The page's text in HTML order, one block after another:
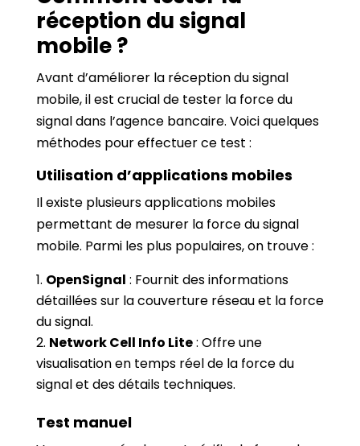
réception du signal
mobile ?
Avant d’améliorer la réception du signal
mobile, il est crucial de tester la force du
signal dans l’agence bancaire. Voici quelques
méthodes pour effectuer ce test :
Utilisation d’applications mobiles
Il existe plusieurs applications mobiles
permettant de mesurer la force du signal
mobile. Parmi les plus populaires, on trouve :
OpenSignal : Fournit des informations
détaillées sur la couverture réseau et la force
du signal.
Network Cell Info Lite: Offre une
visualisation en temps réel de la force du
signal et des détails techniques.
Test manuel